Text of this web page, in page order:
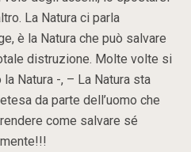
La Natura ci parla
è la Natura che può salvare
distruzione. Molte volte si
Natura -, – La Natura sta
da parte dell’uomo che
come salvare sé